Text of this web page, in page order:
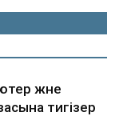
және
тигізер